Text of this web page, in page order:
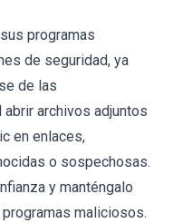
programas
de seguridad, ya
de las
archivos adjuntos
en enlaces,
o sospechosas.
y manténgalo
maliciosos.